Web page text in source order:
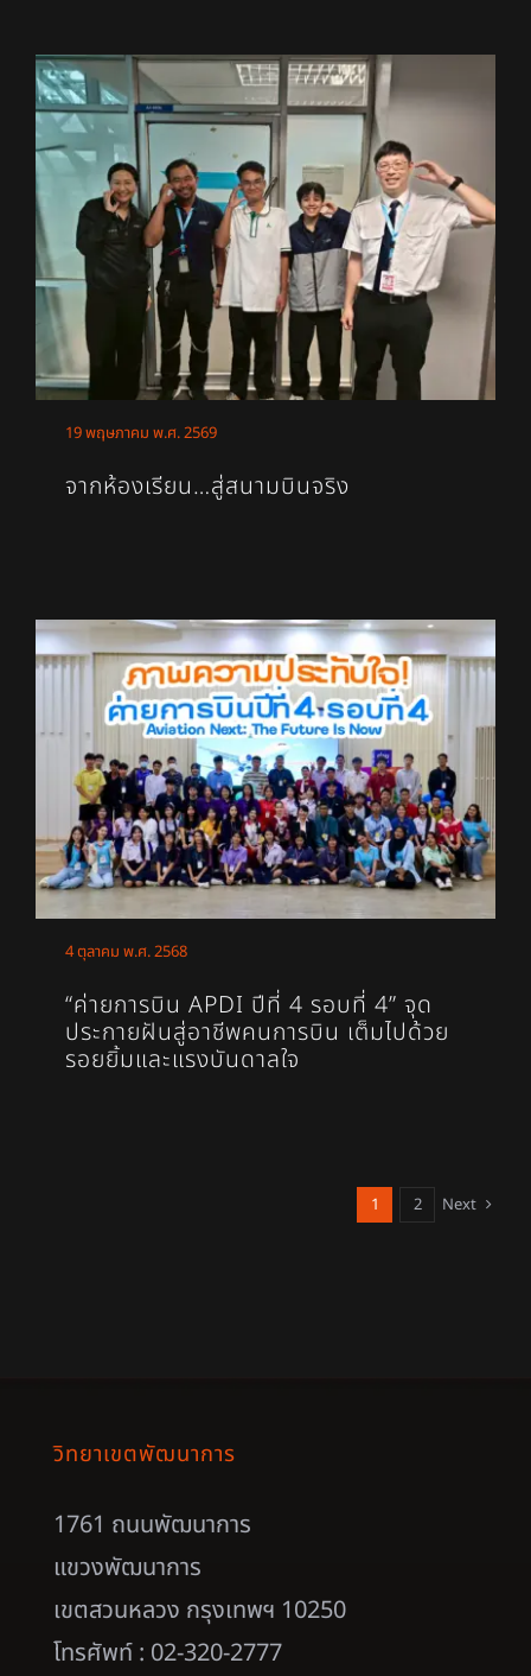
19 พฤษภาคม พ.ศ. 2569
จากห้องเรียน…สู่สนามบินจริง
4 ตุลาคม พ.ศ. 2568
“ค่ายการบิน APDI ปีที่ 4 รอบที่ 4” จุด
ประกายฝันสู่อาชีพคนการบิน เต็มไปด้วย
รอยยิ้มและแรงบันดาลใจ
1 2 Next
วิทยาเขตพัฒนาการ
1761 ถนนพัฒนาการ
แขวงพัฒนาการ
เขตสวนหลวง กรุงเทพฯ 10250
โทรศัพท์ : 02-320-2777